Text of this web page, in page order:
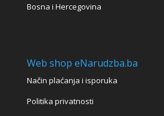
Bosna i Hercegovina
Web shop eNarudzba.ba
Način plaćanja i isporuka
Politika privatnosti